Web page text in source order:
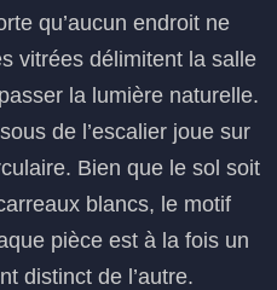
qu’aucun endroit ne
vitrées délimitent la salle
la lumière naturelle.
de l’escalier joue sur
Bien que le sol soit
blancs, le motif
pièce est à la fois un
distinct de l’autre.